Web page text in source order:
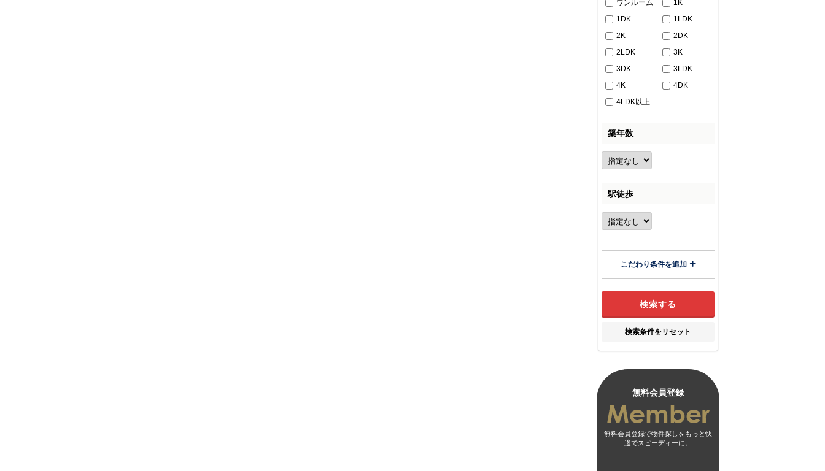
ワンルーム
1K
1DK
1LDK
2K
2DK
2LDK
3K
3DK
3LDK
4K
4DK
4LDK以上
築年数
駅徒歩
こだわり条件を追加
検索条件をリセット
無料会員登録
無料会員登録で物件探しをもっと快
適でスピーディーに。